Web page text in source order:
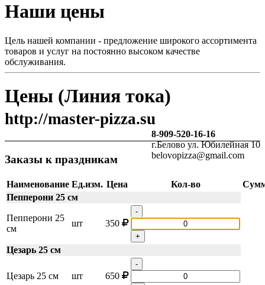
Наши цены
Цель нашей компании - предложение широкого ассортимента
товаров и услуг на постоянно высоком качестве
обслуживания.
Цены (Линия тока)
http://master-pizza.su
8-909-520-16-16
г.Белово ул. Юбилейная 10
belovopizza@gmail.com
Заказы к праздникам
Наименование Ед.изм. Цена Кол-во
Пепперони 25 см
Пепперони 25
см
шт 350
-
+
Цезарь 25 см
Цезарь 25 см шт 650
-